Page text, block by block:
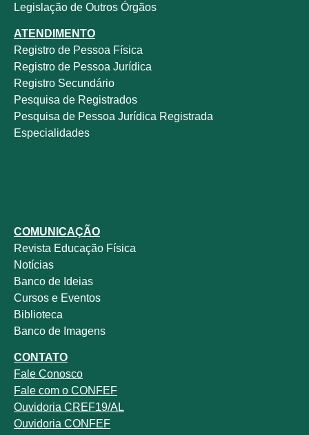
Legislação de Outros Órgãos
ATENDIMENTO
Registro de Pessoa Física
Registro de Pessoa Jurídica
Registro Secundário
Pesquisa de Registrados
Pesquisa de Pessoa Jurídica Registrada
Especialidades
COMUNICAÇÃO
Revista Educação Física
Notícias
Banco de Ideias
Cursos e Eventos
Biblioteca
Banco de Imagens
CONTATO
Fale Conosco
Fale com o CONFEF
Ouvidoria CREF19/AL
Ouvidoria CONFEF